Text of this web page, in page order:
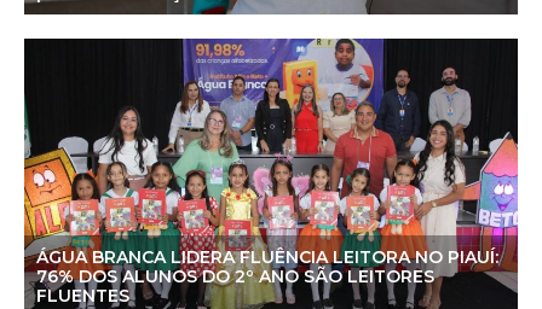
ÁGUA BRANCA LIDERA FLUÊNCIA LEITORA NO PIAUÍ:
76% DOS ALUNOS DO 2º ANO SÃO LEITORES
FLUENTES